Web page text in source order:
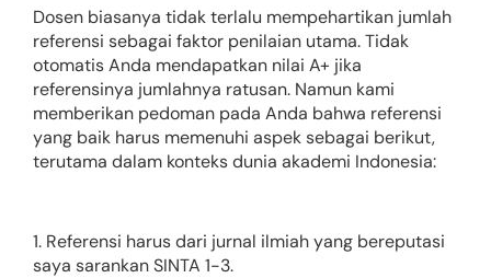
Dosen biasanya tidak terlalu mempehartikan jumlah
referensi sebagai faktor penilaian utama. Tidak
otomatis Anda mendapatkan nilai A+ jika
referensinya jumlahnya ratusan. Namun kami
memberikan pedoman pada Anda bahwa referensi
yang baik harus memenuhi aspek sebagai berikut,
terutama dalam konteks dunia akademi Indonesia:
1. Referensi harus dari jurnal ilmiah yang bereputasi
saya sarankan SINTA 1-3.